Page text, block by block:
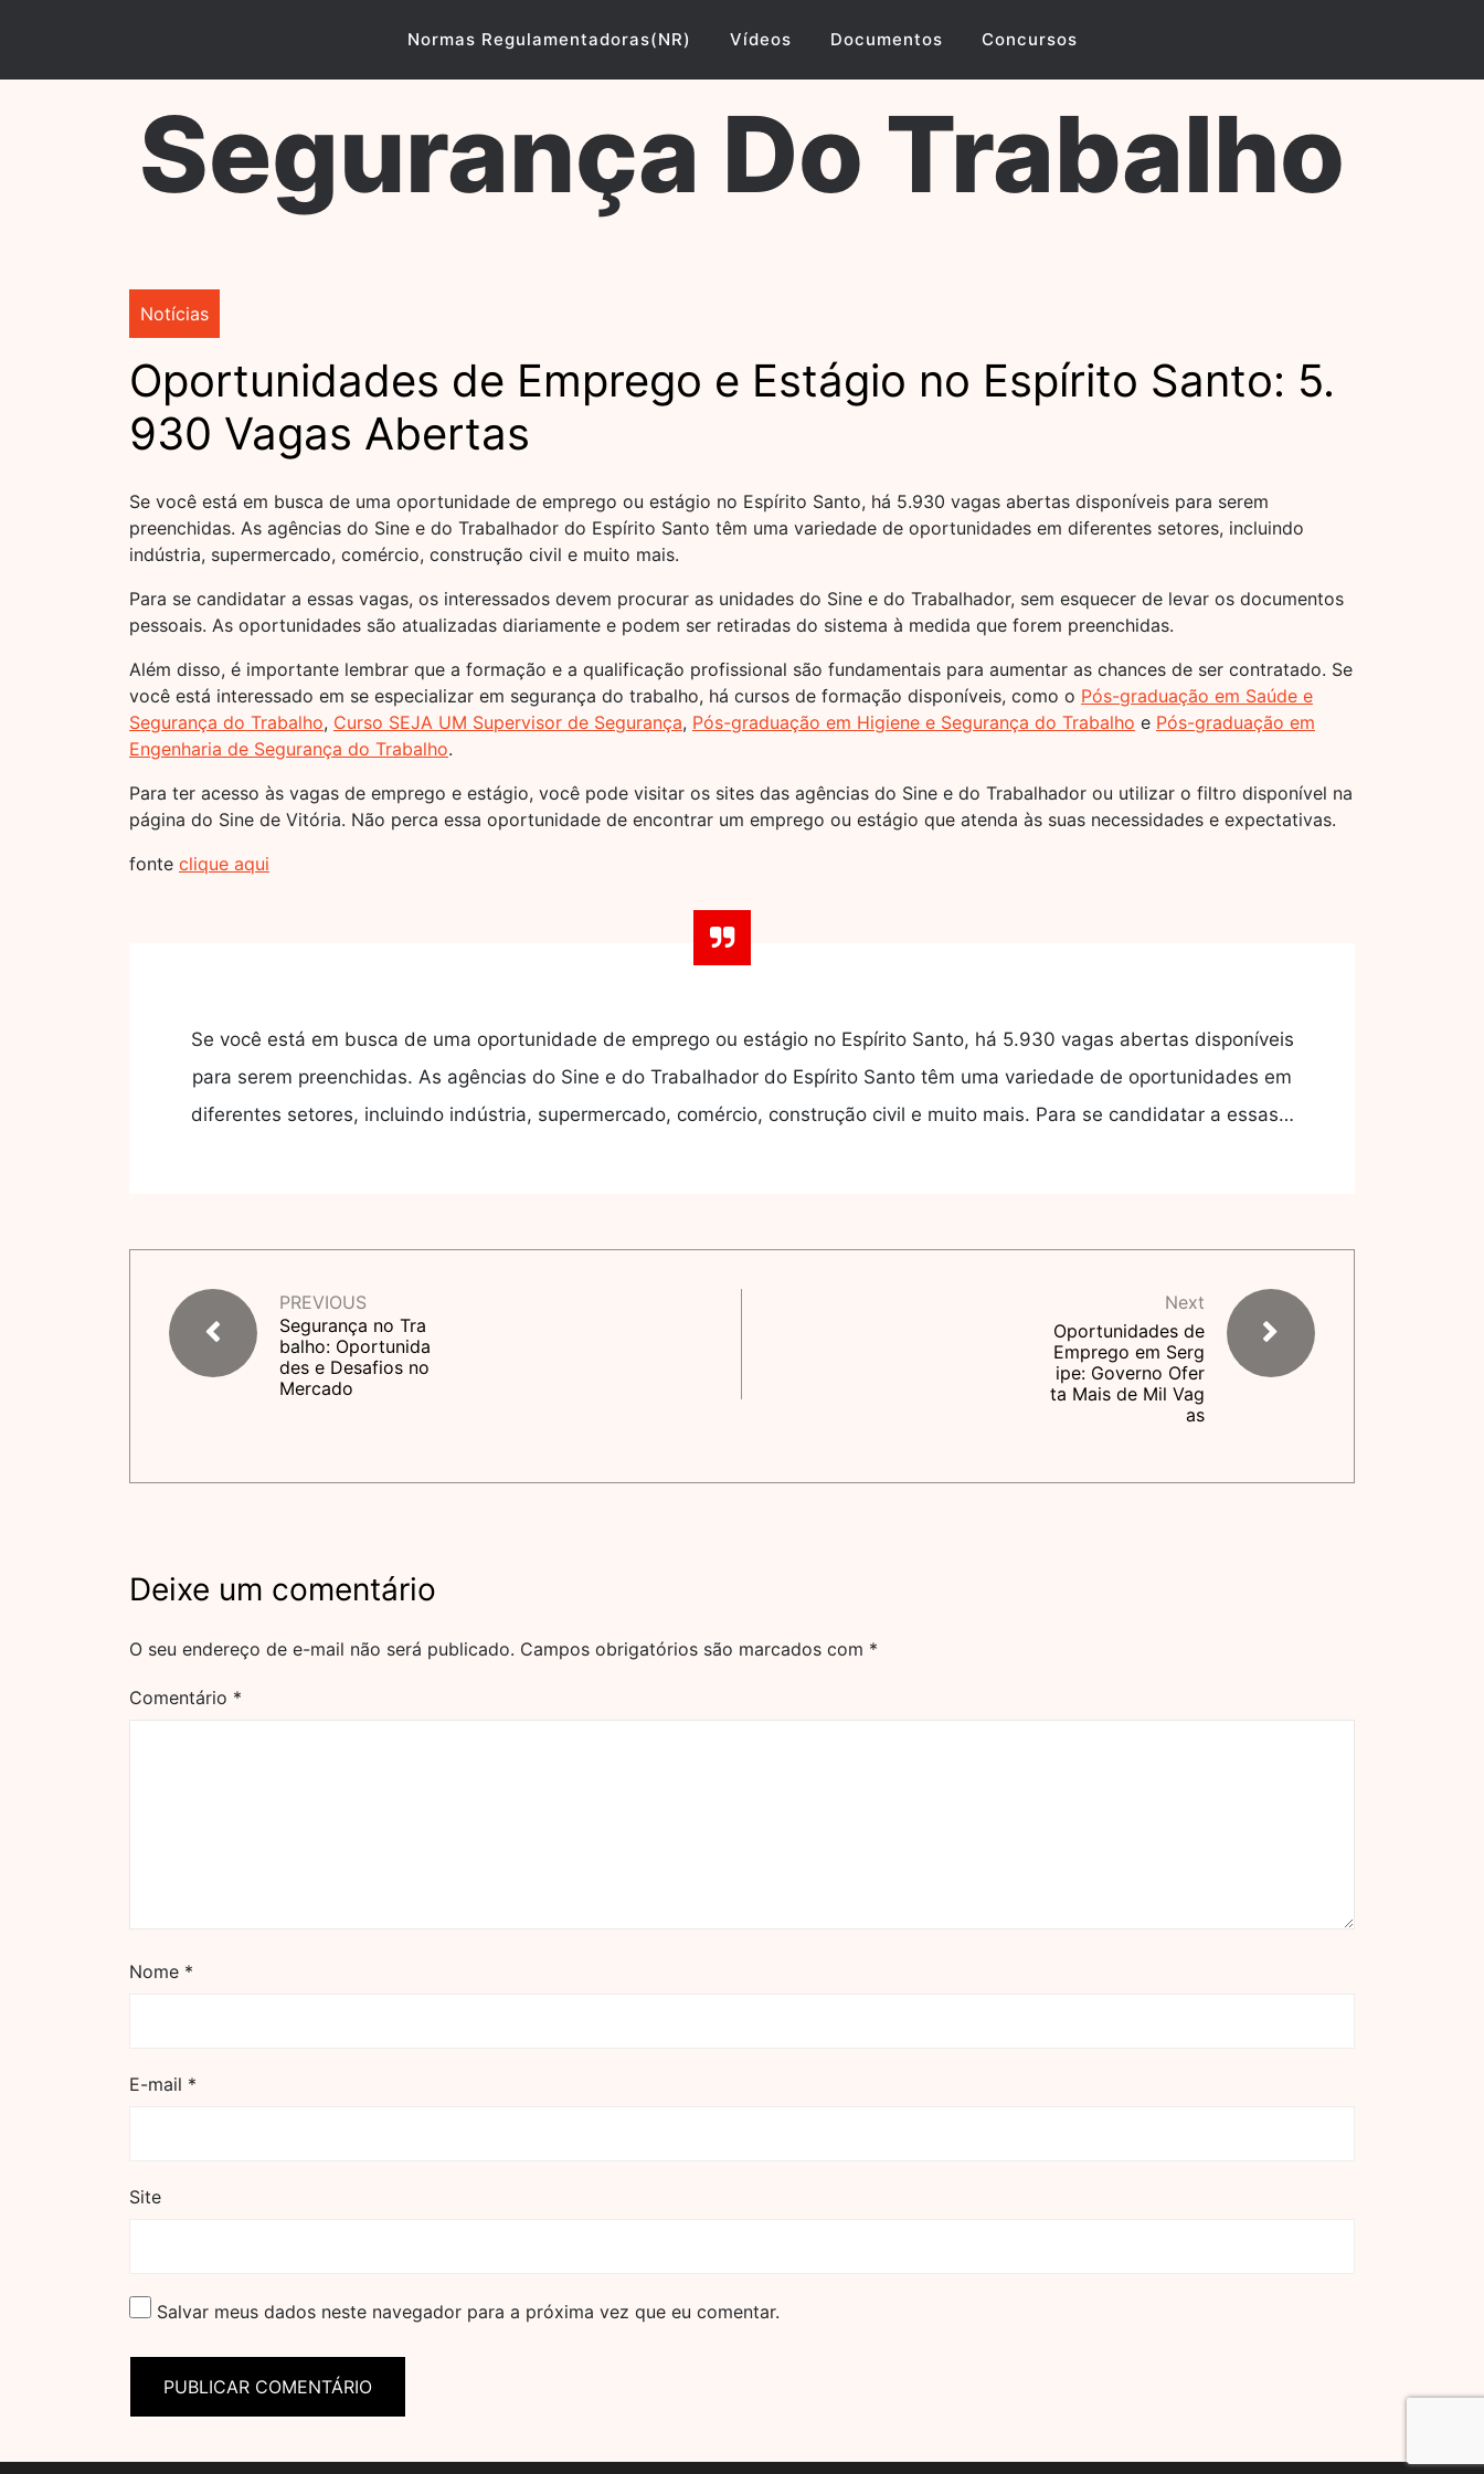
Normas Regulamentadoras(NR) Vídeos Documentos Concursos
Segurança Do Trabalho
Notícias
Oportunidades de Emprego e Estágio no Espírito Santo: 5.
930 Vagas Abertas
Se você está em busca de uma oportunidade de emprego ou estágio no Espírito Santo, há 5.930 vagas abertas disponíveis para serem
preenchidas. As agências do Sine e do Trabalhador do Espírito Santo têm uma variedade de oportunidades em diferentes setores, incluindo
indústria, supermercado, comércio, construção civil e muito mais.
Para se candidatar a essas vagas, os interessados devem procurar as unidades do Sine e do Trabalhador, sem esquecer de levar os documentos
pessoais. As oportunidades são atualizadas diariamente e podem ser retiradas do sistema à medida que forem preenchidas.
Além disso, é importante lembrar que a formação e a qualificação profissional são fundamentais para aumentar as chances de ser contratado. Se
você está interessado em se especializar em segurança do trabalho, há cursos de formação disponíveis, como o Pós-graduação em Saúde e
Segurança do Trabalho, Curso SEJA UM Supervisor de Segurança, Pós-graduação em Higiene e Segurança do Trabalho e Pós-graduação em
Engenharia de Segurança do Trabalho.
Para ter acesso às vagas de emprego e estágio, você pode visitar os sites das agências do Sine e do Trabalhador ou utilizar o filtro disponível na
página do Sine de Vitória. Não perca essa oportunidade de encontrar um emprego ou estágio que atenda às suas necessidades e expectativas.
fonte clique aqui
Se você está em busca de uma oportunidade de emprego ou estágio no Espírito Santo, há 5.930 vagas abertas disponíveis
para serem preenchidas. As agências do Sine e do Trabalhador do Espírito Santo têm uma variedade de oportunidades em
diferentes setores, incluindo indústria, supermercado, comércio, construção civil e muito mais. Para se candidatar a essas…
PREVIOUS
Segurança no Tra
balho: Oportunida
des e Desafios no
Mercado
Next
Oportunidades de
Emprego em Serg
ipe: Governo Ofer
ta Mais de Mil Vag
as
Deixe um comentário
O seu endereço de e-mail não será publicado. Campos obrigatórios são marcados com *
Comentário *
Nome *
E-mail *
Site
Salvar meus dados neste navegador para a próxima vez que eu comentar.